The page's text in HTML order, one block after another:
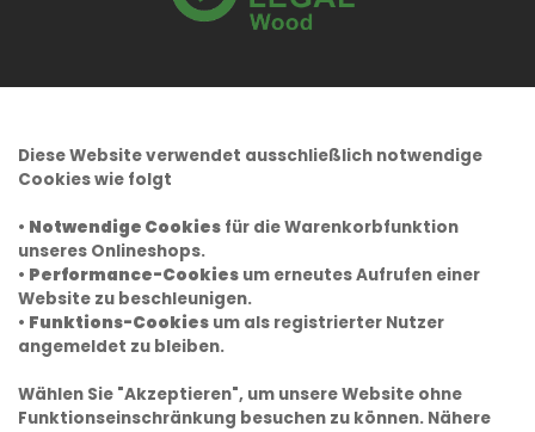
Diese Website verwendet ausschließlich notwendige
Cookies wie folgt
• Notwendige Cookies für die Warenkorbfunktion
unseres Onlineshops.
• Performance-Cookies um erneutes Aufrufen einer
Website zu beschleunigen.
• Funktions-Cookies um als registrierter Nutzer
angemeldet zu bleiben.
Wählen Sie "Akzeptieren", um unsere Website ohne
Funktionseinschränkung besuchen zu können. Nähere